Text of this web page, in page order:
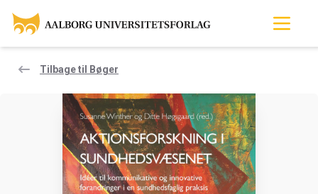
Tilbage til Bøger